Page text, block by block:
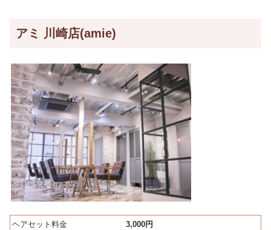
アミ 川崎店(amie)
ヘアセット料金
3,000円